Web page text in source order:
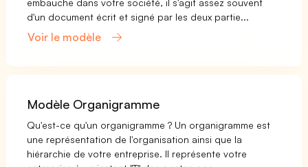
d'un document écrit et signé par les deux partie...
Voir le modèle
Modèle Organigramme
Qu'est-ce qu'un organigramme ? Un organigramme est
une représentation de l'organisation ainsi que la
hiérarchie de votre entreprise. Il représente votre